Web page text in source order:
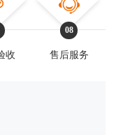
公司介
收
08
售后服务